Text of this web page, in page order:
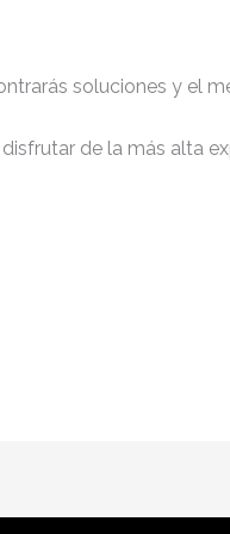
soluciones y el
de la más alta